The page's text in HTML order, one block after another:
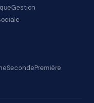
Gestion
SecondePremière